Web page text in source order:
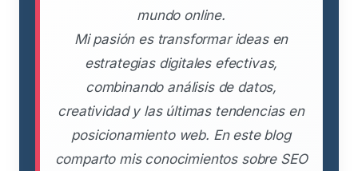
mundo online.
Mi pasión es transformar ideas en
estrategias digitales efectivas,
combinando análisis de datos,
creatividad y las últimas tendencias en
posicionamiento web. En este blog
comparto mis conocimientos sobre SEO